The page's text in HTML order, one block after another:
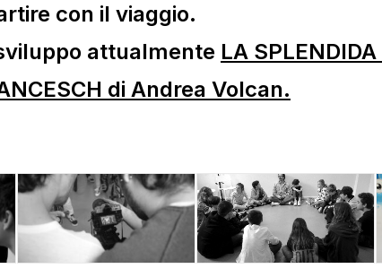
con il viaggio.
attualmente LA
di Andrea Volcan.